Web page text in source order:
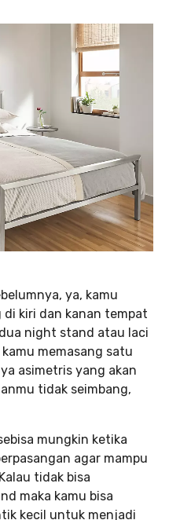
ya, kamu
di kiri dan kanan tempat
night stand atau laci
memasang satu
asimetris yang akan
tidak seimbang,
mungkin ketika
agar mampu
tidak bisa
maka kamu bisa
kecil untuk menjadi